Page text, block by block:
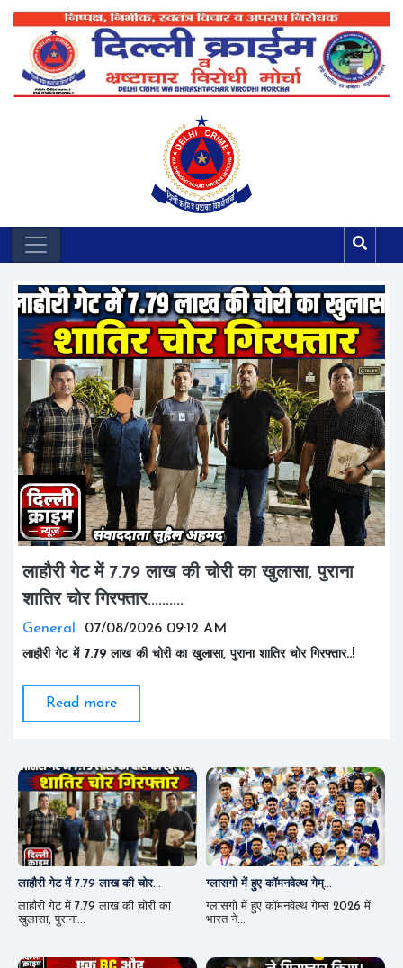
लाहौरी गेट में 7.79 लाख की चोरी का खुलासा, पुराना
शातिर चोर गिरफ्तार..........
General 07/08/2026 09:12 AM
लाहौरी गेट में 7.79 लाख की चोरी का खुलासा, पुराना शातिर चोर गिरफ्तार..!
Read more
लाहौरी गेट में 7.79 लाख की चोर...
लाहौरी गेट में 7.79 लाख की चोरी का
खुलासा, पुराना...
ग्लासगो में हुए कॉमनवेल्थ गेम्...
ग्लासगो में हुए कॉमनवेल्थ गेम्स 2026 में
भारत ने...